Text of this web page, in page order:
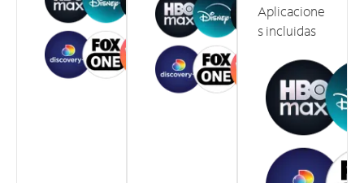
Aplicacione
s incluidas